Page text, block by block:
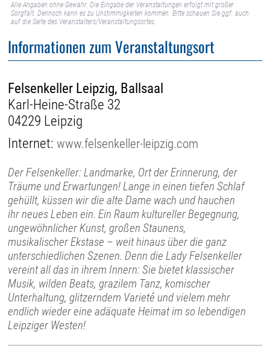
Alle Angaben ohne Gewähr. Die Eingabe der Veranstaltungen erfolgt mit großer
Sorgfalt. Dennoch kann es zu Unstimmigkeiten kommen. Bitte schauen Sie ggf. auch
auf die Seite des Veranstalters/Veranstaltungsortes.
Informationen zum Veranstaltungsort
Felsenkeller Leipzig, Ballsaal
Karl-Heine-Straße 32
04229 Leipzig
Internet:www.felsenkeller-leipzig.com
Der Felsenkeller: Landmarke, Ort der Erinnerung, der
Träume und Erwartungen! Lange in einen tiefen Schlaf
gehüllt, küssen wir die alte Dame wach und hauchen
ihr neues Leben ein. Ein Raum kultureller Begegnung,
ungewöhnlicher Kunst, großen Staunens,
musikalischer Ekstase – weit hinaus über die ganz
unterschiedlichen Szenen. Denn die Lady Felsenkeller
vereint all das in ihrem Innern: Sie bietet klassischer
Musik, wilden Beats, grazilem Tanz, komischer
Unterhaltung, glitzerndem Varieté und vielem mehr
endlich wieder eine adäquate Heimat im so lebendigen
Leipziger Westen!